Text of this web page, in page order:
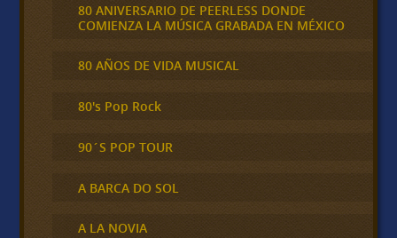
80 ANIVERSARIO DE PEERLESS DONDE
COMIENZA LA MÚSICA GRABADA EN MÉXICO
80 AÑOS DE VIDA MUSICAL
80's Pop Rock
90´S POP TOUR
A BARCA DO SOL
A LA NOVIA